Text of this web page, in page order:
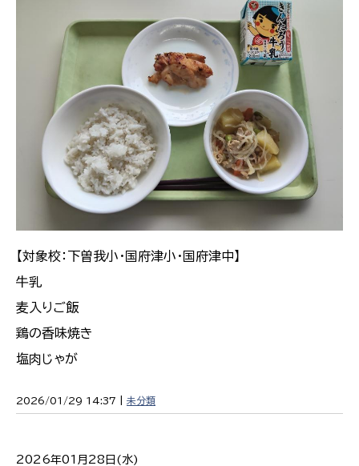
【対象校：下曽我小・国府津小・国府津中】
牛乳
麦入りご飯
鶏の香味焼き
塩肉じゃが
2026/01/29 14:37 | 未分類
2026年01月28日(水)